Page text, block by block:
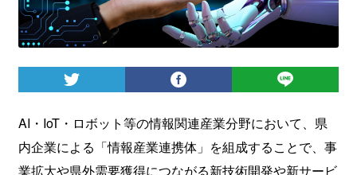
ログイン
AI・IoT・ロボット等の情報関連産業分野において、県
内企業による「情報産業連携体」を組成することで、事
業拡大や県外需要獲得につながる新技術開発や新サービ